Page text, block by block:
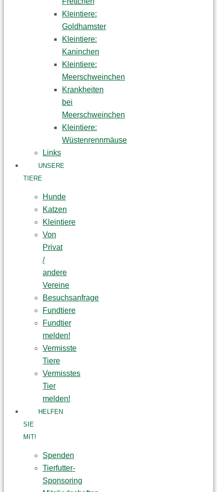
Kleintiere:
Goldhamster
Kleintiere:
Kaninchen
Kleintiere:
Meerschweinchen
Krankheiten
bei
Meerschweinchen
Kleintiere:
Wüstenrennmäuse
Links
UNSERE
TIERE
Hunde
Katzen
Kleintiere
Von
Privat
/
andere
Vereine
Besuchsanfrage
Fundtiere
Fundtier
melden!
Vermisste
Tiere
Vermisstes
Tier
melden!
HELFEN
SIE
MIT!
Spenden
Tierfutter-
Sponsoring